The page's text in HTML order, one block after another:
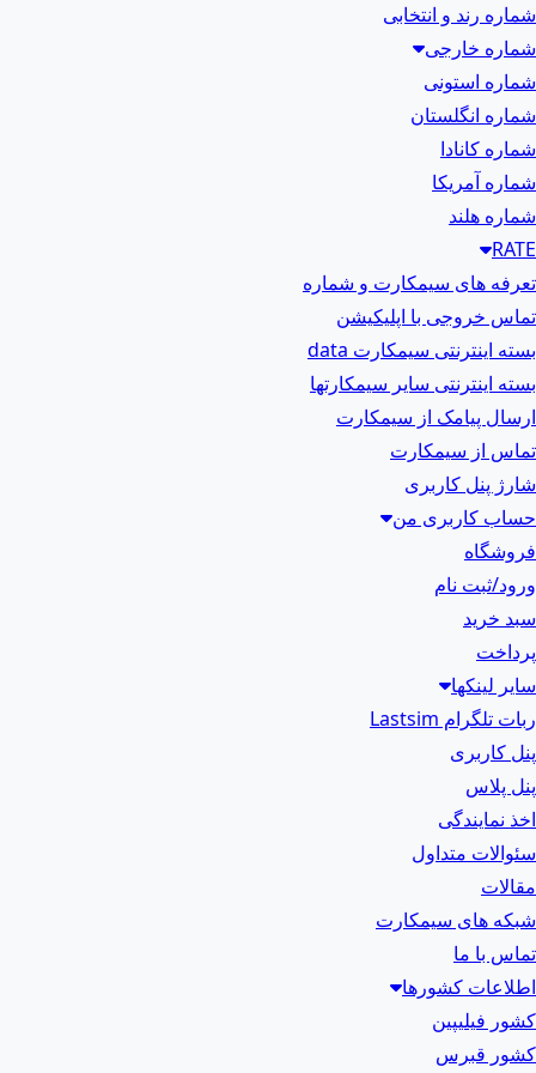
شماره رند و انتخابی
شماره خارجی
شماره استونی
شماره انگلستان
شماره کانادا
شماره آمریکا
شماره هلند
RATE
تعرفه های سیمکارت و شماره
تماس خروجی با اپلیکیشن
بسته اینترنتی سیمکارت data
بسته اینترنتی سایر سیمکارتها
ارسال پیامک از سیمکارت
تماس از سیمکارت
شارژ پنل کاربری
حساب کاربری من
فروشگاه
ورود/ثبت نام
سبد خرید
پرداخت
سایر لینکها
ربات تلگرام Lastsim
پنل کاربری
پنل پلاس
اخذ نمایندگی
سئوالات متداول
مقالات
شبکه های سیمکارت
تماس با ما
اطلاعات کشورها
کشور فیلیپین
کشور قبرس